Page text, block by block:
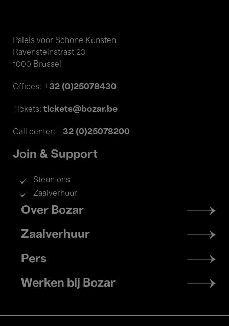
Paleis voor Schone Kunsten
Ravensteinstraat 23
1000 Brussel
Offices: +32 (0)25078430
Tickets: tickets@bozar.be
Call center: +32 (0)25078200
Join & Support
Steun ons
Zaalverhuur
Footer
menu
Over Bozar
Zaalverhuur
Pers
Werken bij Bozar